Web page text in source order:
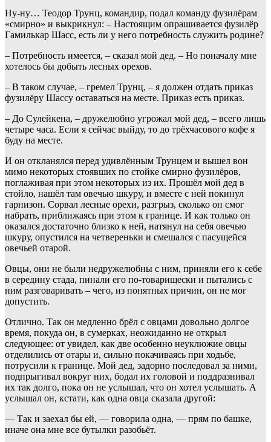
Ну-ну… Теодор Трунц, командир, подал команду фузилёрам
«смирно» и выкрикнул: – Настоящим опрашивается фузилёр
Гамилькар Шасс, есть ли у него потребность служить родине?
– Потребность имеется, – сказал мой дед. – Но поначалу мне
хотелось бы добыть лесных орехов.
– В таком случае, – гремел Трунц, – я должен отдать приказ
фузилёру Шассу оставаться на месте. Приказ есть приказ.
– До Сулейкена, – дружелюбно угрожал мой дед, – всего лишь
четыре часа. Если я сейчас выйду, то до трёхчасового кофе я
буду на месте.
И он откланялся перед удивлённым Трунцем и вышел вон
мимо некоторых стоявших по стойке смирно фузилёров,
поглаживая при этом некоторых из их. Прошёл мой дед в
стойло, нашёл там овечью шкуру, и вместе с ней покинул
гарнизон. Сорвал лесные орехи, разгрыз, сколько он смог
набрать, приближаясь при этом к границе. И как только он
оказался достаточно близко к ней, натянул на себя овечью
шкуру, опустился на четвереньки и смешался с пасущейся
овечьей отарой.
Овцы, они не были недружелюбны с ним, приняли его к себе
в середину стада, пинали его по-товарищески и пытались с
ним разговаривать – чего, из понятных причин, он не мог
допустить.
Отлично. Так он медленно брёл с овцами довольно долгое
время, покуда он, в сумерках, неожиданно не открыл
следующее: от увидел, как две особенно неуклюжие овцы
отделились от отары и, сильно покачиваясь при ходьбе,
потрусили к границе. Мой дед, задорно последовал за ними,
подпрыгивал вокруг них, бодал их головой и поддразнивал
их так долго, пока он не услышал, что он хотел услышать. А
услышал он, кстати, как одна овца сказала другой:
— Так и заехал бы ей, — говорила одна, — прям по башке,
иначе она мне все бутылки разобьёт.